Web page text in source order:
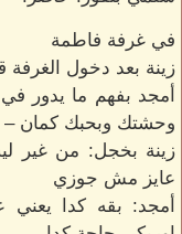
في غرفة فاطمة
زينة بعد دخول
أمجد بفهم ما يدور
وحشتك وبحبك كمان –
زينة بخجل: من غير
عايز مش جوزي
أمجد: بقه كدا